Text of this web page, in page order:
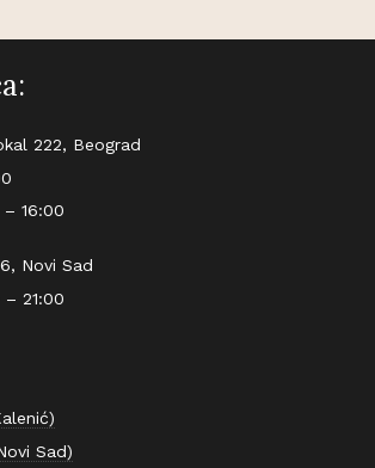
222, Beograd
16:00
Novi Sad
21:00
Sad)